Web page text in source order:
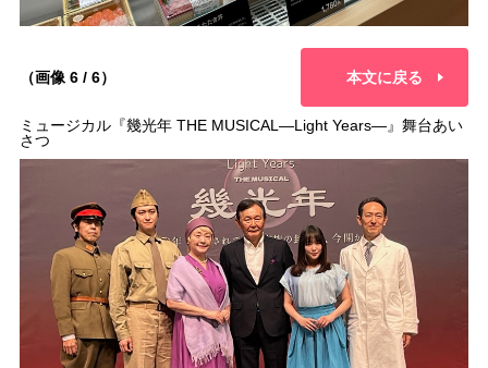
（画像 6 / 6） 本文に戻る
ミュージカル『幾光年 THE MUSICAL―Light Years―』舞台あい
さつ